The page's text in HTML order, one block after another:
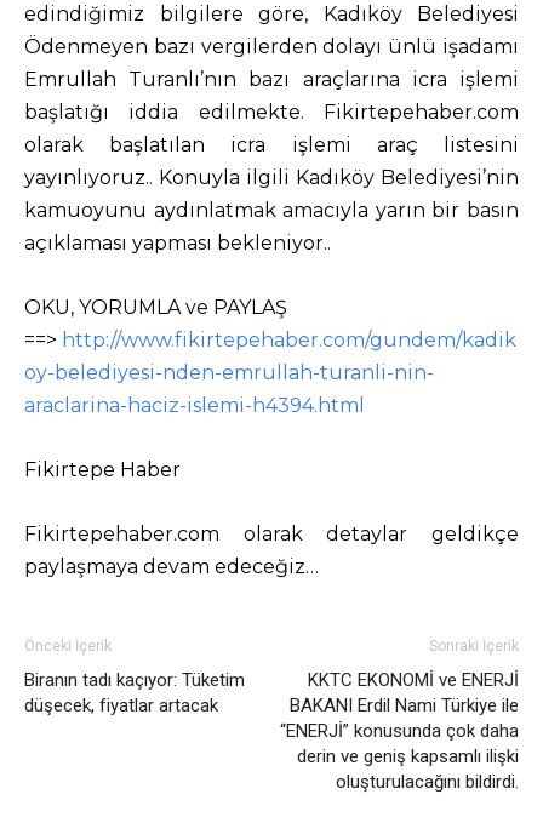
edindiğimiz bilgilere göre, Kadıköy Belediyesi
Ödenmeyen bazı vergilerden dolayı ünlü işadamı
Emrullah Turanlı’nın bazı araçlarına icra işlemi
başlatığı iddia edilmekte. Fikirtepehaber.com
olarak başlatılan icra işlemi araç listesini
yayınlıyoruz.. Konuyla ilgili Kadıköy Belediyesi’nin
kamuoyunu aydınlatmak amacıyla yarın bir basın
açıklaması yapması bekleniyor..
OKU, YORUMLA ve PAYLAŞ
==> http://www.fikirtepehaber.com/gundem/kadik
oy-belediyesi-nden-emrullah-turanli-nin-
araclarina-haciz-islemi-h4394.html
Fikirtepe Haber
Fikirtepehaber.com olarak detaylar geldikçe
paylaşmaya devam edeceğiz…
Önceki İçerik
Biranın tadı kaçıyor: Tüketim
düşecek, fiyatlar artacak
Sonraki İçerik
KKTC EKONOMİ ve ENERJİ
BAKANI Erdil Nami Türkiye ile
“ENERJİ” konusunda çok daha
derin ve geniş kapsamlı ilişki
oluşturulacağını bildirdi.